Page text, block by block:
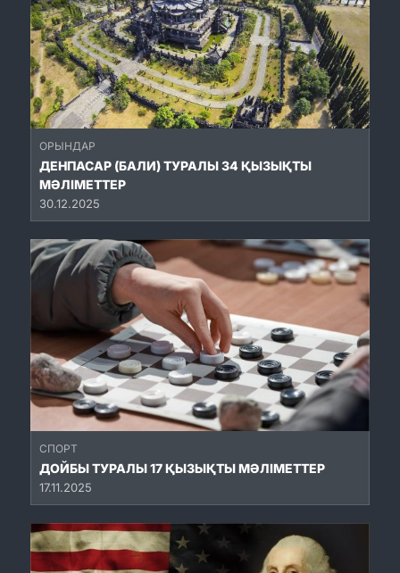
ОРЫНДАР
ДЕНПАСАР (БАЛИ) ТУРАЛЫ 34 ҚЫЗЫҚТЫ
МӘЛІМЕТТЕР
30.12.2025
СПОРТ
ДОЙБЫ ТУРАЛЫ 17 ҚЫЗЫҚТЫ МӘЛІМЕТТЕР
17.11.2025